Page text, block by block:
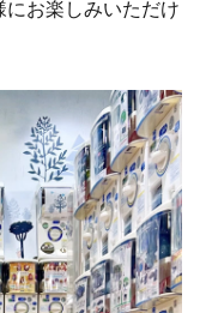
お楽しみいただけ